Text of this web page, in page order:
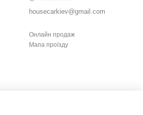
housecarkiev@gmail.com
Онлайн продаж
Мапа проїзду